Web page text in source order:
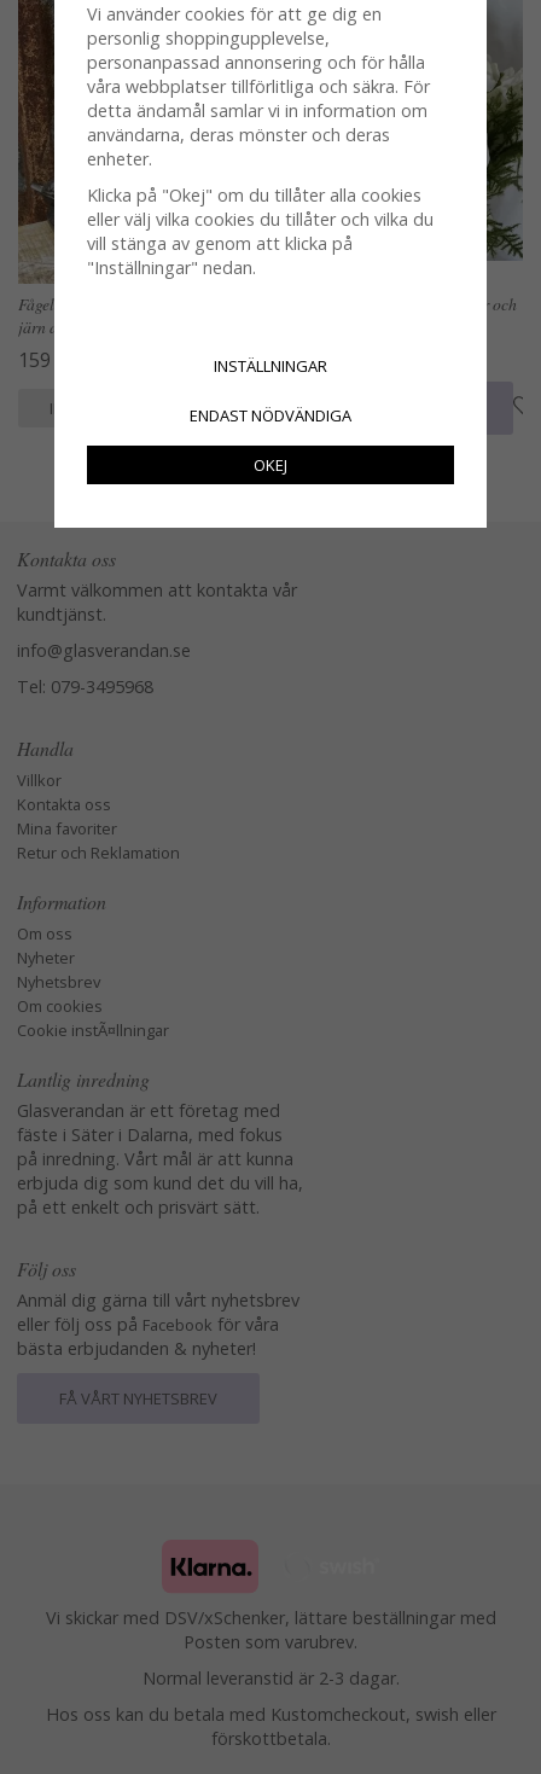
Fågelbad / fågelbord med fåglar i
järn att hänga
159 kr
INFO KÖP
Fågel blå med nypa av fjädrar och
19 kr
INFO
Kontakta oss
Varmt välkommen att kontakta vår
kundtjänst.
info@glasverandan.se
Tel: 079-3495968
Handla
Villkor
Kontakta oss
Mina favoriter
Retur och Reklamation
Information
Om oss
Nyheter
Nyhetsbrev
Om cookies
Cookie instÃ¤llningar
Lantlig inredning
Glasverandan är ett företag med
fäste i Säter i Dalarna, med fokus
på inredning. Vårt mål är att kunna
erbjuda dig som kund det du vill ha,
på ett enkelt och prisvärt sätt.
Följ oss
Anmäl dig gärna till vårt nyhetsbrev
eller följ oss på Facebook för våra
bästa erbjudanden & nyheter!
FÅ VÅRT NYHETSBREV
Vi skickar med DSV/xSchenker, lättare beställningar med
Posten som varubrev.
Normal leveranstid är 2-3 dagar.
Hos oss kan du betala med Kustomcheckout, swish eller
förskottbetala.
Vi använder cookies för att ge dig en
personlig shoppingupplevelse,
personanpassad annonsering och för hålla
våra webbplatser tillförlitliga och säkra. För
detta ändamål samlar vi in information om
användarna, deras mönster och deras
enheter.
Klicka på "Okej" om du tillåter alla cookies
eller välj vilka cookies du tillåter och vilka du
vill stänga av genom att klicka på
"Inställningar" nedan.
INSTÄLLNINGAR
ENDAST NÖDVÄNDIGA
OKEJ